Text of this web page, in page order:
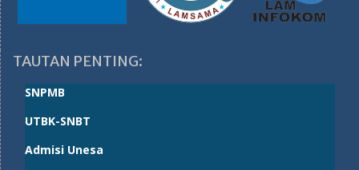
TAUTAN PENTING:
SNPMB
UTBK-SNBT
Admisi Unesa